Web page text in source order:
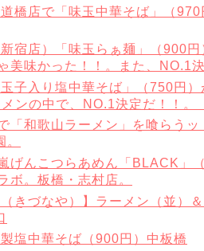
橋店で「味玉中華そば」（
新宿店）「味玉らぁ麺」（900
美味かった！！。また、NO.1
玉子入り塩中華そば」（750円
ンの中で、NO.1決定だ！！。
「和歌山ラーメン」を喰らう
げんこつらあめん「BLACK」
ボ。板橋・志村店。
（きづなや）】ラーメン（並）
塩中華そば（900円）中板橋